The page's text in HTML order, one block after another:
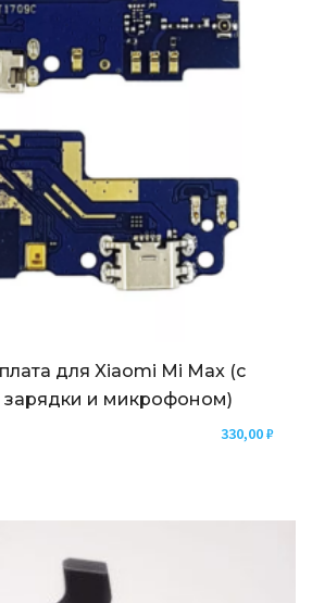
для Xiaomi Mi Max (с
и микрофоном)
330,00₽